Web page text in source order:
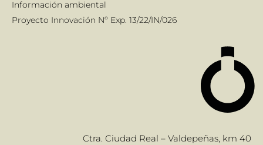
Información ambiental
Proyecto Innovación Nº Exp. 13/22/IN/026
Ctra. Ciudad Real – Valdepeñas, km 40